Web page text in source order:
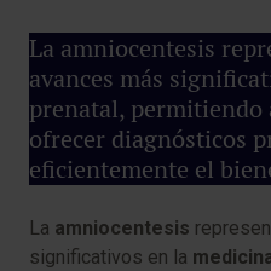
La amniocentesis
avances más
prenatal, permitiendo
ofrecer diagnósticos
eficientemente el
La amniocentesis
significativos en la